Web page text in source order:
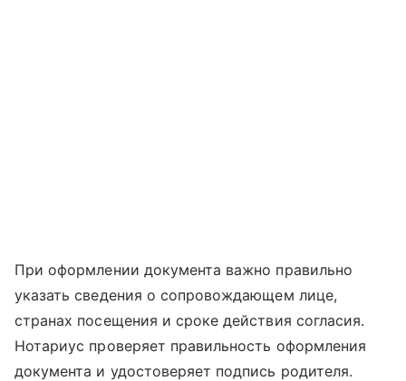
При оформлении документа важно правильно
указать сведения о сопровождающем лице,
странах посещения и сроке действия согласия.
Нотариус проверяет правильность оформления
документа и удостоверяет подпись родителя.